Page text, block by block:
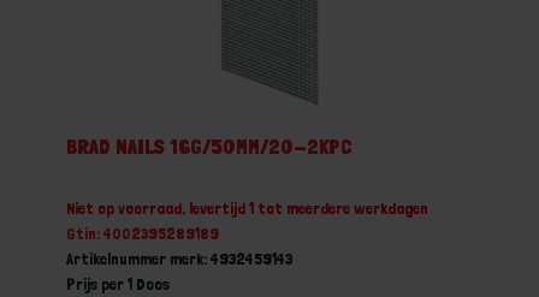
BRAD NAILS 16G/50MM/20-2KPC
Niet op voorraad, levertijd 1 tot meerdere werkdagen
Gtin: 4002395289189
Artikelnummer merk: 4932459143
Prijs per 1 Doos